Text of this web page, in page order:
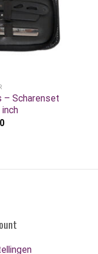
– Scharenset